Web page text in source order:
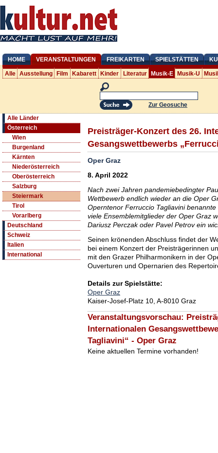
HOME VERANSTALTUNGEN FREIKARTEN SPIELSTÄTTEN
Alle Ausstellung Film Kabarett Kinder Literatur Musik-E Musik-U
Zur Geosuche
Alle Länder
Österreich
Wien
Burgenland
Kärnten
Niederösterreich
Oberösterreich
Salzburg
Steiermark
Tirol
Vorarlberg
Deutschland
Schweiz
Italien
International
Preisträger-Konzert des 26.
Gesangswettbewerbs
Oper Graz
8. April 2022
Nach zwei Jahren pandemiebedingter
Wettbewerb endlich wieder an die Oper
Operntenor Ferruccio Tagliavini
viele Ensemblemitglieder der Oper Graz
Dariusz Perczak oder Pavel Petrov ein
Seinen krönenden Abschluss findet der
bei einem Konzert der Preisträgerinnen
mit den Grazer Philharmonikern in der
Ouverturen und Opernarien des
Details zur Spielstätte:
Oper Graz
Kaiser-Josef-Platz 10, A-8010 Graz
Veranstaltungsvorschau:
Internationalen
Tagliavini“ - Oper Graz
Keine aktuellen Termine vorhanden!